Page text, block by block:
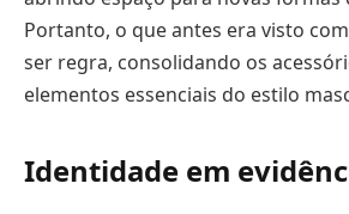
Portanto, o que antes era visto
ser regra, consolidando os
elementos essenciais do estilo
Identidade em